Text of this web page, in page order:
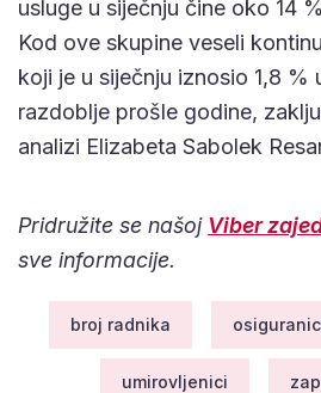
usluge u siječnju čine oko 14
Kod ove skupine veseli
koji je u siječnju iznosio 1,8 %
razdoblje prošle godine,
analizi Elizabeta Sabolek
Pridružite se našoj Viber
sve informacije.
broj radnika
umirovljenici